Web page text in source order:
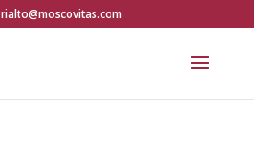
rialto@moscovitas.com